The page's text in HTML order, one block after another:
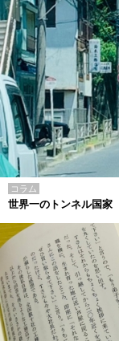
コラム
世界一のトンネル国